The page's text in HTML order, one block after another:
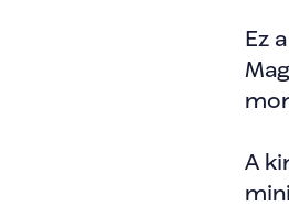
Ez
A